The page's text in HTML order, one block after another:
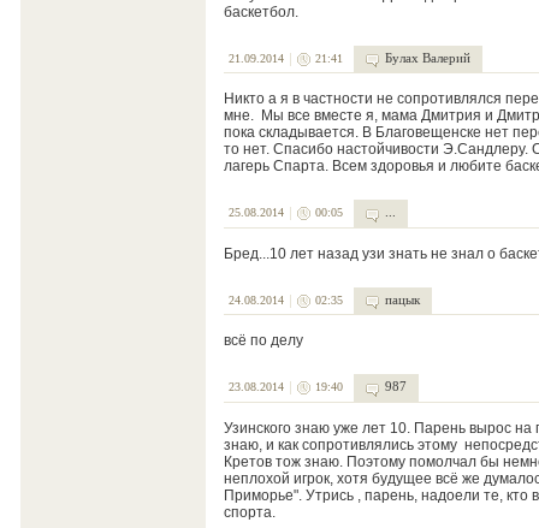
баскетбол.
21.09.2014 21:41 Булах Валерий
Никто а я в частности не сопротивлялся
мне. Мы все вместе я, мама Дмитрия и
пока складывается. В Благовещенске нет
то нет. Спасибо настойчивости
лагерь Спарта. Всем здоровья и любите
25.08.2014 00:05 ...
Бред...10 лет назад узи знать не знал о
24.08.2014 02:35 пацык
всё по делу
23.08.2014 19:40 987
Узинского знаю уже лет 10. Парень вырос на
знаю, и как сопротивлялись этому
Кретов тож знаю. Поэтому помолчал бы
неплохой игрок, хотя будущее всё же
Приморье". Утрись , парень, надоели те, кто
спорта.